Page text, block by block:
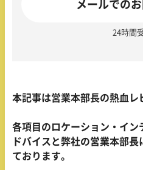
メールでの
24時間
本記事は営業本部長の熱血レ
各項目のロケーション・イン
ドバイスと弊社の営業本部
ております。